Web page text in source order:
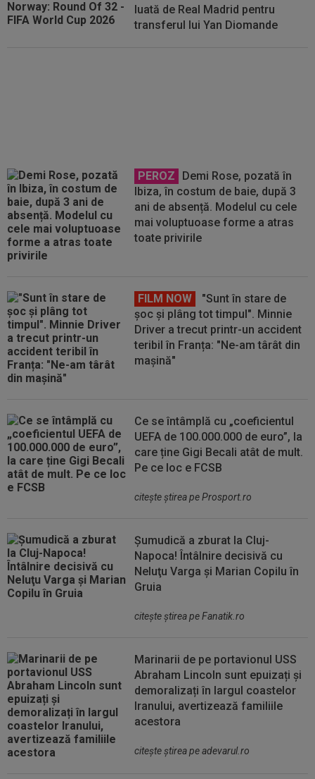
luată de Real Madrid pentru
transferul lui Yan Diomande
PEROZ
Demi Rose, pozată în
Ibiza, în costum de baie, după 3
ani de absență. Modelul cu cele
mai voluptuoase forme a atras
toate privirile
FILM NOW
"Sunt în stare de
șoc și plâng tot timpul". Minnie
Driver a trecut printr-un accident
teribil în Franța: "Ne-am târât din
mașină"
Ce se întâmplă cu „coeficientul
UEFA de 100.000.000 de euro”, la
care ține Gigi Becali atât de mult.
Pe ce loc e FCSB
citeşte ştirea pe Prosport.ro
Șumudică a zburat la Cluj-
Napoca! Întâlnire decisivă cu
Neluţu Varga şi Marian Copilu în
Gruia
citeşte ştirea pe Fanatik.ro
Marinarii de pe portavionul USS
Abraham Lincoln sunt epuizați și
demoralizați în largul coastelor
Iranului, avertizează familiile
acestora
citeşte ştirea pe adevarul.ro